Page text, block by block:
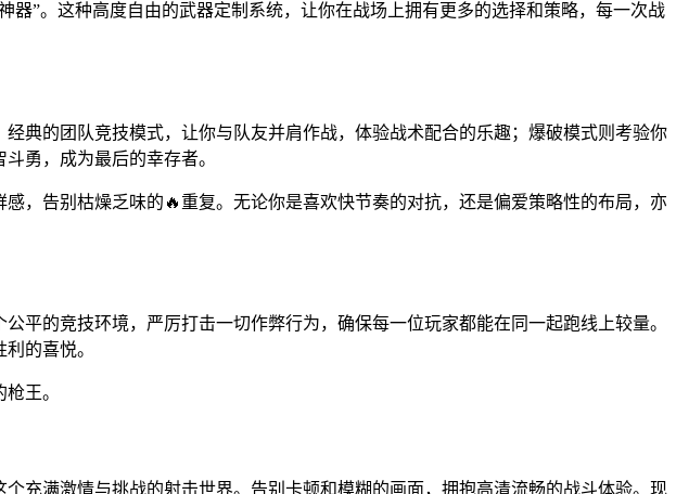
”。这种高度自由的武器定制系统，让你在战场上拥有更多的选择和策略，每一次战
典的团队竞技模式，让你与队友并肩作战，体验战术配合的乐趣；爆破模式则考验你
勇，成为最后的幸存者。
，告别枯燥乏味的🔥重复。无论你是喜欢快节奏的对抗，还是偏爱策略性的布局，亦
平的竞技环境，严厉打击一切作弊行为，确保每一位玩家都能在同一起跑线上较量。
的喜悦。
王。
充满激情与挑战的射击世界。告别卡顿和模糊的画面，拥抱高清流畅的战斗体验。现